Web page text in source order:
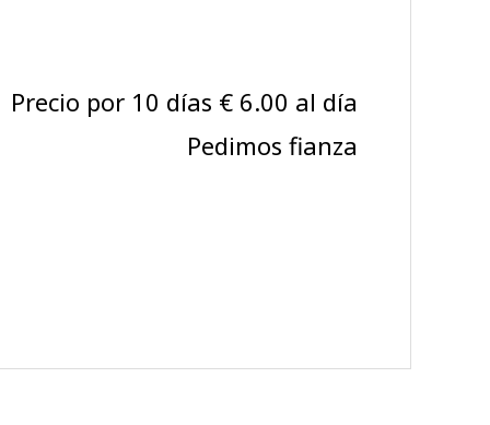
Precio por 10 días € 6.00 al día
Pedimos fianza